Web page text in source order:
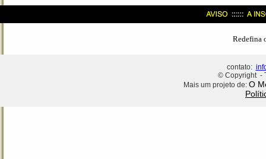
Redefina
contato:
© Copyright -
Mais um projeto de: O